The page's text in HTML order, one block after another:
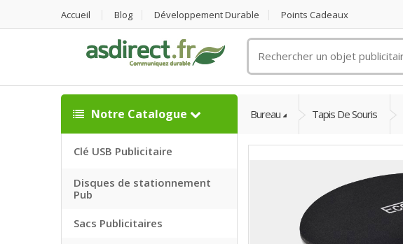
Accueil Blog Développement Durable Points Cadeaux
un
objet
publicitaire
Notre Catalogue
Clé USB Publicitaire
Disques de stationnement
Pub
Sacs Publicitaires
Bureau Tapis De Souris